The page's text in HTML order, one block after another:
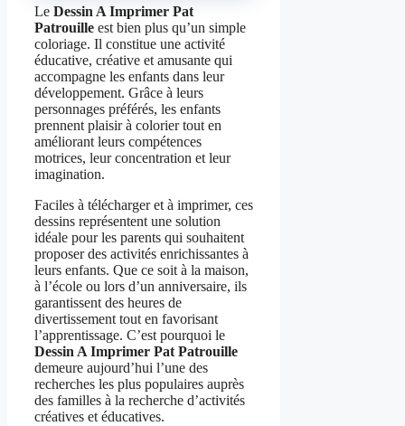
Le Dessin A Imprimer Pat
Patrouille est bien plus qu’un simple
coloriage. Il constitue une activité
éducative, créative et amusante qui
accompagne les enfants dans leur
développement. Grâce à leurs
personnages préférés, les enfants
prennent plaisir à colorier tout en
améliorant leurs compétences
motrices, leur concentration et leur
imagination.
Faciles à télécharger et à imprimer, ces
dessins représentent une solution
idéale pour les parents qui souhaitent
proposer des activités enrichissantes à
leurs enfants. Que ce soit à la maison,
à l’école ou lors d’un anniversaire, ils
garantissent des heures de
divertissement tout en favorisant
l’apprentissage. C’est pourquoi le
Dessin A Imprimer Pat Patrouille
demeure aujourd’hui l’une des
recherches les plus populaires auprès
des familles à la recherche d’activités
créatives et éducatives.